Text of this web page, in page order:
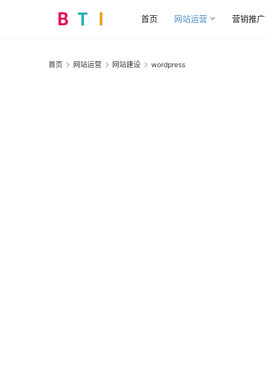
首页 网站运营 营销推广
首页 网站运营 网站建设 wordpress